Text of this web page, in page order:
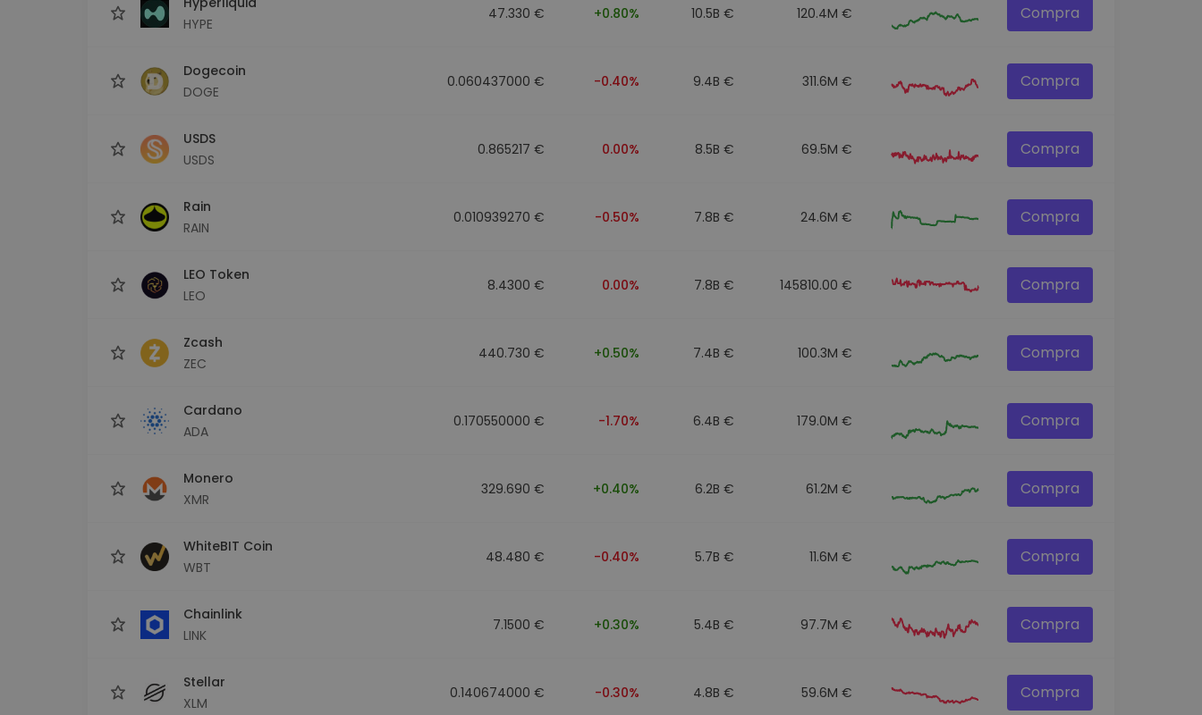
HYPE
47.330 € +0.80% 10.5B € 120.4M € Compra
Dogecoin
DOGE
0.060437000 € -0.40% 9.4B € 311.6M € Compra
USDS
USDS
0.865217 € 0.00% 8.5B € 69.5M € Compra
Rain
RAIN
0.010939270 € -0.50% 7.8B € 24.6M € Compra
LEO Token
LEO
8.4300 € 0.00% 7.8B € 145810.00 € Compra
Zcash
ZEC
440.730 € +0.50% 7.4B € 100.3M € Compra
Cardano
ADA
0.170550000 € -1.70% 6.4B € 179.0M € Compra
Monero
XMR
329.690 € +0.40% 6.2B € 61.2M € Compra
WhiteBIT Coin
WBT
48.480 € -0.40% 5.7B € 11.6M € Compra
Chainlink
LINK
7.1500 € +0.30% 5.4B € 97.7M € Compra
Stellar
XLM
0.140674000 € -0.30% 4.8B € 59.6M € Compra